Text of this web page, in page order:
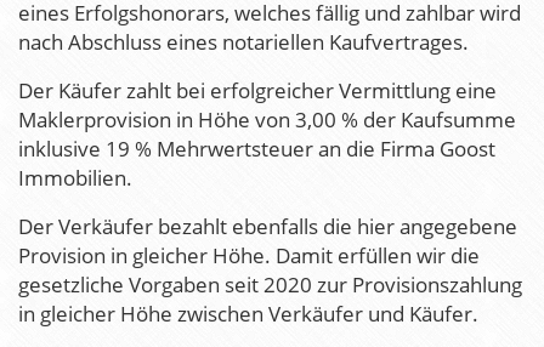
eines Erfolgshonorars, welches fällig und zahlbar wird
nach Abschluss eines notariellen Kaufvertrages.
Der Käufer zahlt bei erfolgreicher Vermittlung eine
Maklerprovision in Höhe von 3,00 % der Kaufsumme
inklusive 19 % Mehrwertsteuer an die Firma Goost
Immobilien.
Der Verkäufer bezahlt ebenfalls die hier angegebene
Provision in gleicher Höhe. Damit erfüllen wir die
gesetzliche Vorgaben seit 2020 zur Provisionszahlung
in gleicher Höhe zwischen Verkäufer und Käufer.